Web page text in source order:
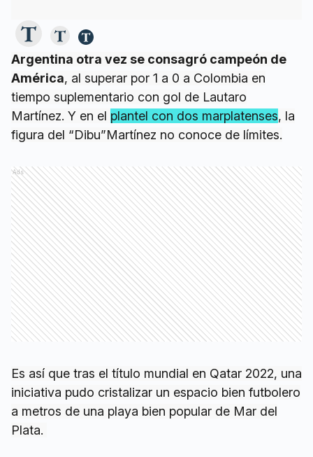
Argentina otra vez se consagró campeón de
América, al superar por 1 a 0 a Colombia en
tiempo suplementario con gol de Lautaro
Martínez. Y en el plantel con dos marplatenses, la
figura del “Dibu”Martínez no conoce de límites.
Ads
Es así que tras el título mundial en Qatar 2022, una
iniciativa pudo cristalizar un espacio bien futbolero
a metros de una playa bien popular de Mar del
Plata.